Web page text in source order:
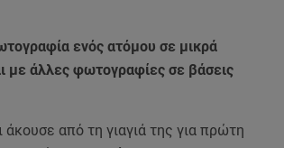
ενός ατόμου σε μικρά
με άλλες φωτογραφίες σε βάσεις
από τη γιαγιά της για πρώτη